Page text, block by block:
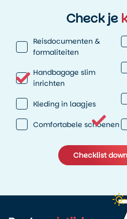
maximumtemperatuur rond de
wordt sterk beïnvloed door de
waardoor het weer snel kan
Check je
Reisdocumenten &
formaliteiten
Handbagage slim
inrichten
Kleding in laagjes
Comfortabele schoenen
Checklist